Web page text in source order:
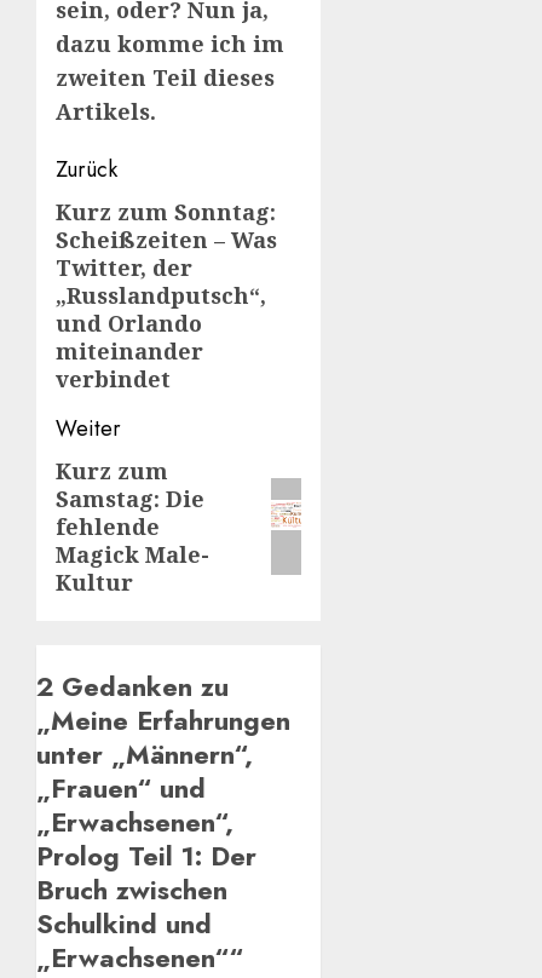
sein, oder? Nun ja,
dazu komme ich im
zweiten Teil dieses
Artikels.
Beitragsnavigation
Zurück
Vorheriger
Beitrag:
Kurz zum Sonntag:
Scheißzeiten – Was
Twitter, der
„Russlandputsch“,
und Orlando
miteinander
verbindet
Weiter
Nächster
Beitrag:
Kurz zum
Samstag: Die
fehlende
Magick Male-
Kultur
2 Gedanken zu
„Meine Erfahrungen
unter „Männern“,
„Frauen“ und
„Erwachsenen“,
Prolog Teil 1: Der
Bruch zwischen
Schulkind und
„Erwachsenen““